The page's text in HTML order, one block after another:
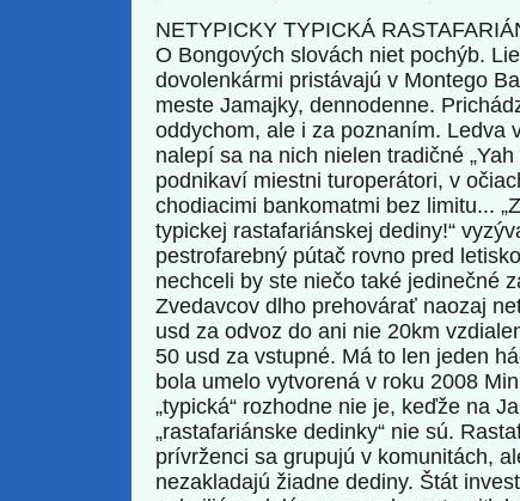
NETYPICKY TYPICKÁ
O Bongových slovách niet pochýb.
dovolenkármi pristávajú v Montego
meste Jamajky, dennodenne.
oddychom, ale i za poznaním. Ledva
nalepí sa na nich nielen tradičné „Yah
podnikaví miestni turoperátori, v
chodiacimi bankomatmi bez limitu...
typickej rastafariánskej dediny!“
pestrofarebný pútač rovno pred
nechceli by ste niečo také jedinečné
Zvedavcov dlho prehovárať naozaj
usd za odvoz do ani nie 20km
50 usd za vstupné. Má to len jeden
bola umelo vytvorená v roku 2008
„typická“ rozhodne nie je, keďže na
„rastafariánske dedinky“ nie sú.
prívrženci sa grupujú v komunitách,
nezakladajú žiadne dediny. Štát